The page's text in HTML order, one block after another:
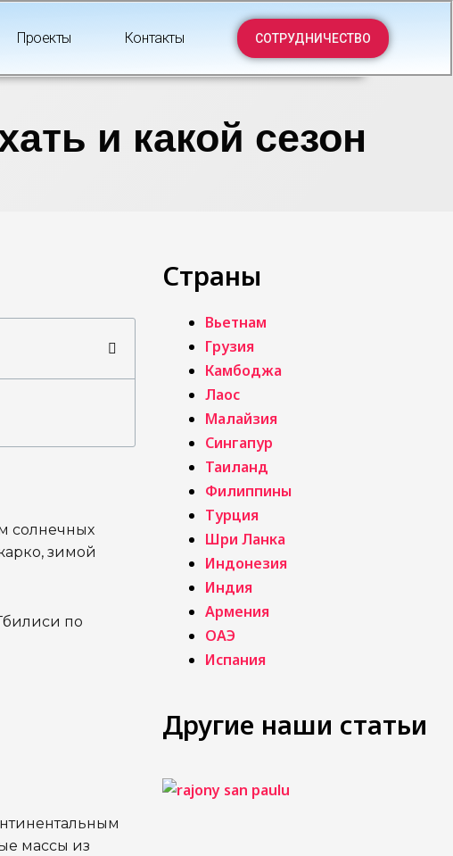
Проекты Контакты СОТРУДНИЧЕСТВО
и какой сезон
солнечных
зимой
по
массы из
Страны
Вьетнам
Грузия
Камбоджа
Лаос
Малайзия
Сингапур
Таиланд
Филиппины
Турция
Шри Ланка
Индонезия
Индия
Армения
ОАЭ
Испания
Другие наши статьи